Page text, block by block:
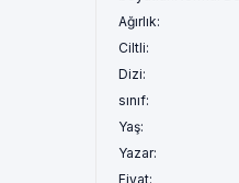
Ağırlık:
Ciltli:
Dizi:
sınıf:
Yaş:
Yazar:
Fiyat: